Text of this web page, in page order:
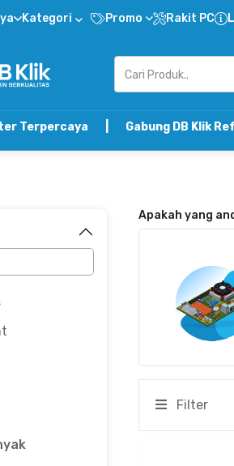
Kategori Promo Rakit PC
| Gabung DB Klik Referral
Apakah yang
Filter